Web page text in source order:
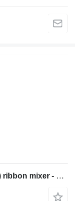
Barmix Barsso 300L (made by N & N) ribbon mixer - blender